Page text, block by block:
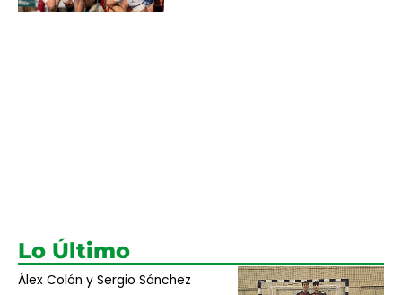
Lo Último
Álex Colón y Sergio Sánchez